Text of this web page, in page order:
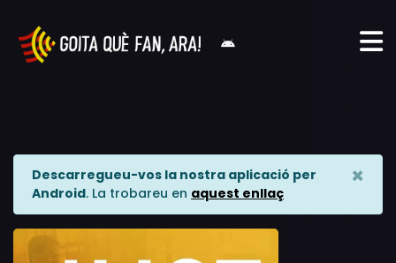
Descarregueu-vos la nostra aplicació per
Android. La trobareu en aquest enllaç
×